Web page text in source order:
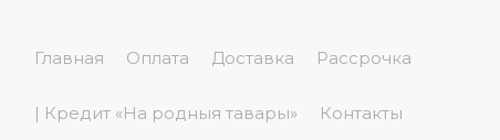
Главная Оплата Доставка Рассрочка
| Кредит «На родныя тавары» Контакты